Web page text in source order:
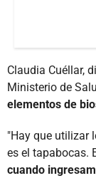
Claudia Cuéllar,
Ministerio de
elementos de
"Hay que utilizar
es el tapabocas.
cuando